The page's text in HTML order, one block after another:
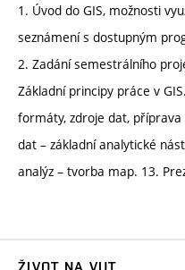
1. Úvod do GIS, možnosti
seznámení s dostupným
2. Zadání semestrálního
Základní principy práce v
formáty, zdroje dat, příprava
dat – základní analytické
analýz – tvorba map. 13.